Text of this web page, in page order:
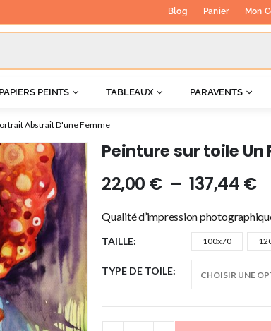
Blog Panier Mon
PAPIERS PEINTS TABLEAUX PARAVENTS
Abstrait D'une Femme
Peinture sur toile
22,00 € – 137,44 €
Qualité d’impression
TAILLE 100x70
TYPE DE TOILE